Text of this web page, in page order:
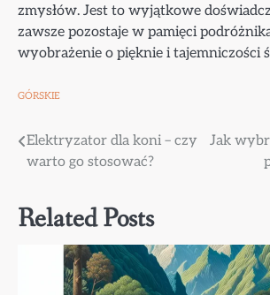
zmysłów. Jest to wyjątkowe
zawsze pozostaje w pamięci
wyobrażenie o pięknie i tajemniczości
GÓRSKIE
Nawigacja
Elektryzator dla koni – czy
warto go stosować?
Jak
Related Posts